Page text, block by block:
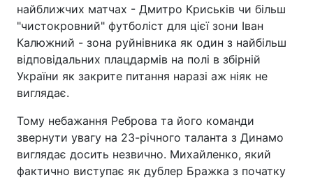
найближчих матчах - Дмитро Криськів чи більш
"чистокровний" футболіст для цієї зони Іван
Калюжний - зона руйнівника як один з найбільш
відповідальних плацдармів на полі в збірній
України як закрите питання наразі аж ніяк не
виглядає.
Тому небажання Реброва та його команди
звернути увагу на 23-річного таланта з Динамо
виглядає досить незвично. Михайленко, який
фактично виступає як дублер Бражка з початку